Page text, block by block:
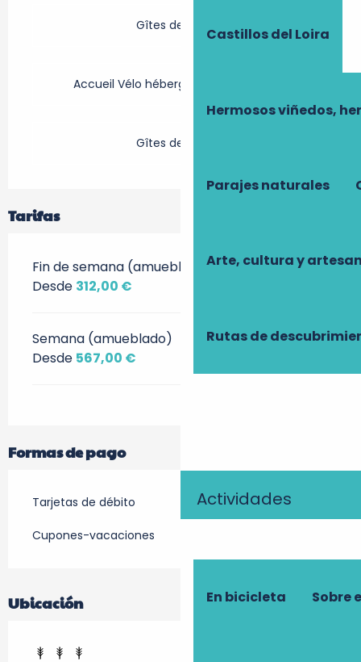
Castillos del Loira
Hermosos viñedos,
Parajes naturales
Arte, cultura y
Rutas de
Actividades
En bicicleta Sobre
Gîtes de France
Accueil Vélo hébergement touristique
Gîtes de France
Tarifas
Fin de semana (amueblado)
Desde 312,00 €
Semana (amueblado)
Desde 567,00 €
Formas de pago
Tarjetas de débito
Cupones-vacaciones
Ubicación